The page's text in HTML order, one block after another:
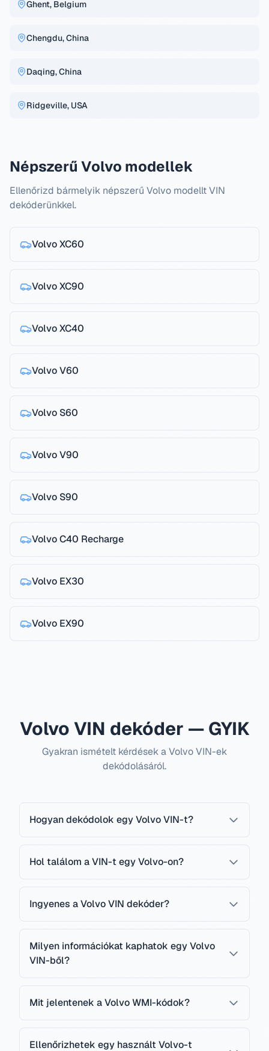
Ghent, Belgium
Chengdu, China
Daqing, China
Ridgeville, USA
Népszerű Volvo modellek
Ellenőrizd bármelyik népszerű Volvo modellt VIN
dekóderünkkel.
VolvoXC60
VolvoXC90
VolvoXC40
VolvoV60
Volvo S60
VolvoV90
Volvo S90
VolvoC40 Recharge
Volvo EX30
Volvo EX90
Volvo VIN dekóder — GYIK
Gyakran ismételt kérdések a Volvo VIN-ek
dekódolásáról.
Hogyan dekódolok egy Volvo VIN-t?
Hol találom a VIN-t egy Volvo-on?
Ingyenes a Volvo VIN dekóder?
Milyen információkat kaphatok egy Volvo
VIN-ből?
Mit jelentenek a Volvo WMI-kódok?
Ellenőrizhetek egy használt Volvo-t